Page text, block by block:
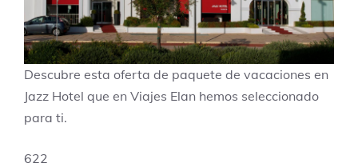
Descubre esta oferta de paquete de vacaciones en
Jazz Hotel que en Viajes Elan hemos seleccionado
para ti.
622